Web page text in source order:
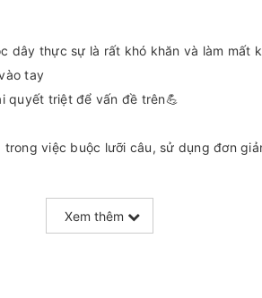
dây thực sự là rất khó khăn và làm mất
tay
quyết triệt để vấn đề trên💪
việc buộc lưỡi câu, sử dụng đơn
Xem thêm